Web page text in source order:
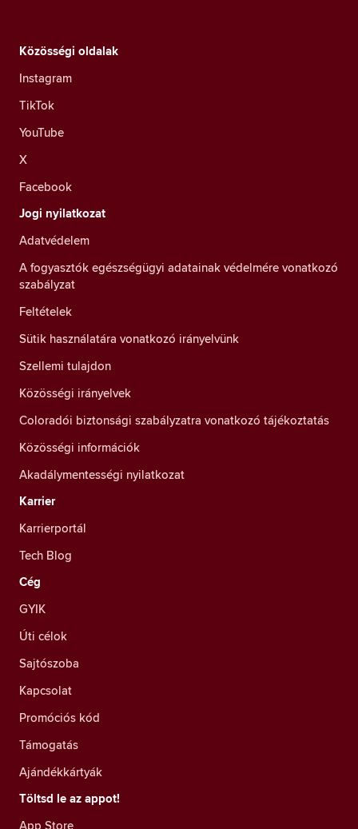
Közösségi oldalak
Instagram
TikTok
YouTube
X
Facebook
Jogi nyilatkozat
Adatvédelem
A fogyasztók egészségügyi adatainak védelmére vonatkozó
szabályzat
Feltételek
Sütik használatára vonatkozó irányelvünk
Szellemi tulajdon
Közösségi irányelvek
Coloradói biztonsági szabályzatra vonatkozó tájékoztatás
Közösségi információk
Akadálymentességi nyilatkozat
Karrier
Karrierportál
Tech Blog
Cég
GYIK
Úti célok
Sajtószoba
Kapcsolat
Promóciós kód
Támogatás
Ajándékkártyák
Töltsd le az appot!
App Store